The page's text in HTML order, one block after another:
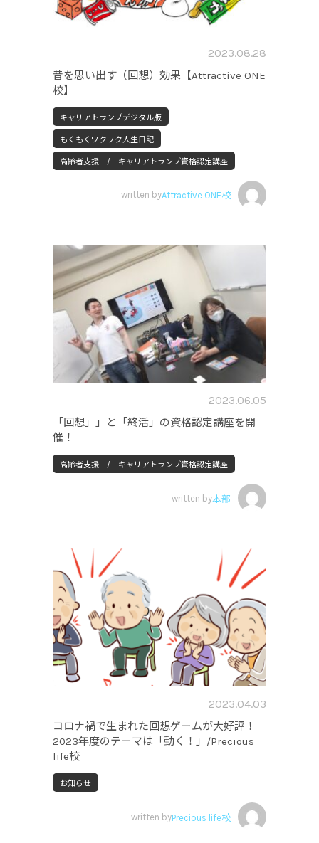
2023.08.28
昔を思い出す（回想）効果【Attractive ONE
校】
キャリアトランプデジタル版
もくもくワクワク人生日記
高齢者支援 / キャリアトランプ資格認定講座
written byAttractive ONE校
2023.06.05
「回想」」と「終活」の資格認定講座を開
催！
高齢者支援 / キャリアトランプ資格認定講座
written by本部
2023.04.03
コロナ禍で生まれた回想ゲームが大好評！
2023年度のテーマは「動く！」/Precious
life校
お知らせ
written byPrecious life校